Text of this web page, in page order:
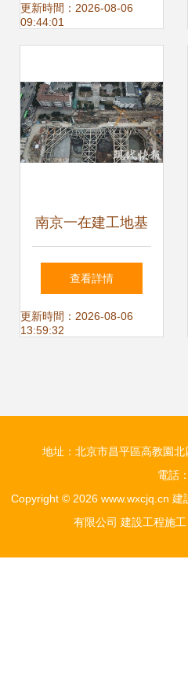
建設
更新時間：2026-08-06
09:44:01
南京一在建工地基
坑塌陷致居民緊急
疏散 建設工程施工
查看詳情
更新時間：2026-08-06
13:59:32
地址：北京市昌平區高教園
電話
Copyright © 2026 www.wxcjq.cn 建
有限公司 建設工程施工